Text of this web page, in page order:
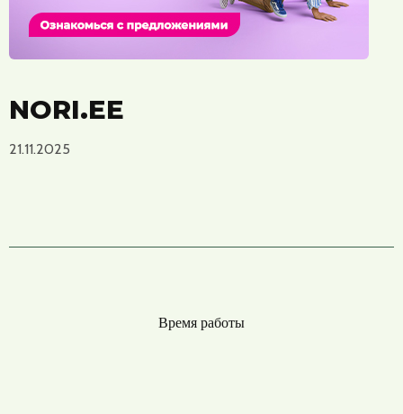
NORI.EE
21.11.2025
Время работы